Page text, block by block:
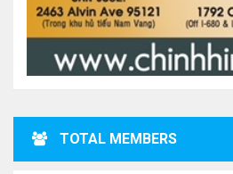
TOTAL MEMBERS